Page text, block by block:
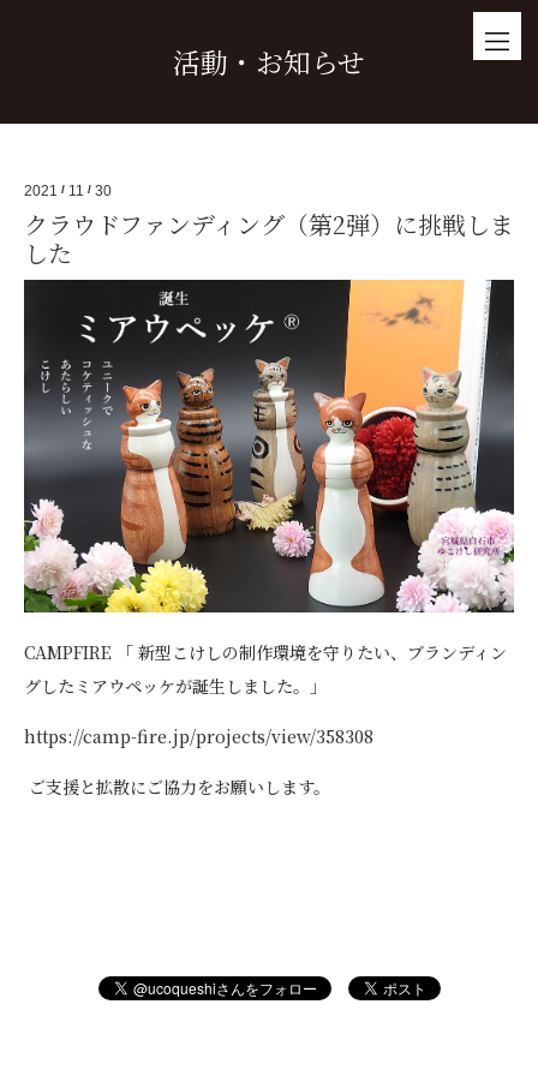
活動・お知らせ
2021 / 11 / 30
クラウドファンディング（第2弾）に挑戦しま
した
CAMPFIRE 「 新型こけしの制作環境を守りたい、ブランディン
グしたミアウペッケが誕生しました。」
https://camp-fire.jp/projects/view/358308
ご支援と拡散にご協力をお願いします。